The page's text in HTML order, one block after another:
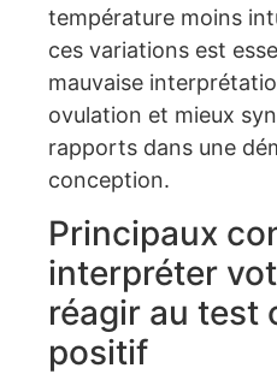
température moins
ces variations est
mauvaise
ovulation et mieux
rapports dans une
conception.
Principaux
interpréter
réagir au test
positif